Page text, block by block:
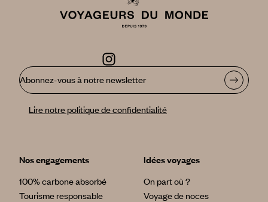
Abonnez-vous à notre newsletter
Lire notre politique de confidentialité
Nos engagements
100% carbone absorbé
Tourisme responsable
Idées voyages
On part où ?
Voyage de noces